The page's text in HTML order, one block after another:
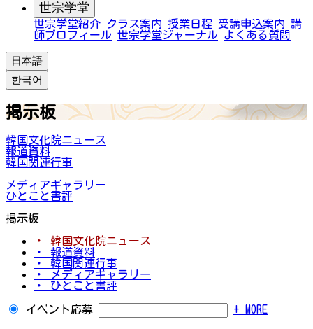
世宗学堂
世宗学堂紹介 クラス案内 授業日程 受講申込案内 講
師プロフィール 世宗学堂ジャーナル よくある質問
日本語
한국어
掲示板
韓国文化院ニュース
報道資料
韓国関連行事
メディアギャラリー
ひとこと書評
掲示板
・ 韓国文化院ニュース
・ 報道資料
・ 韓国関連行事
・ メディアギャラリー
・ ひとこと書評
イベント応募 + MORE